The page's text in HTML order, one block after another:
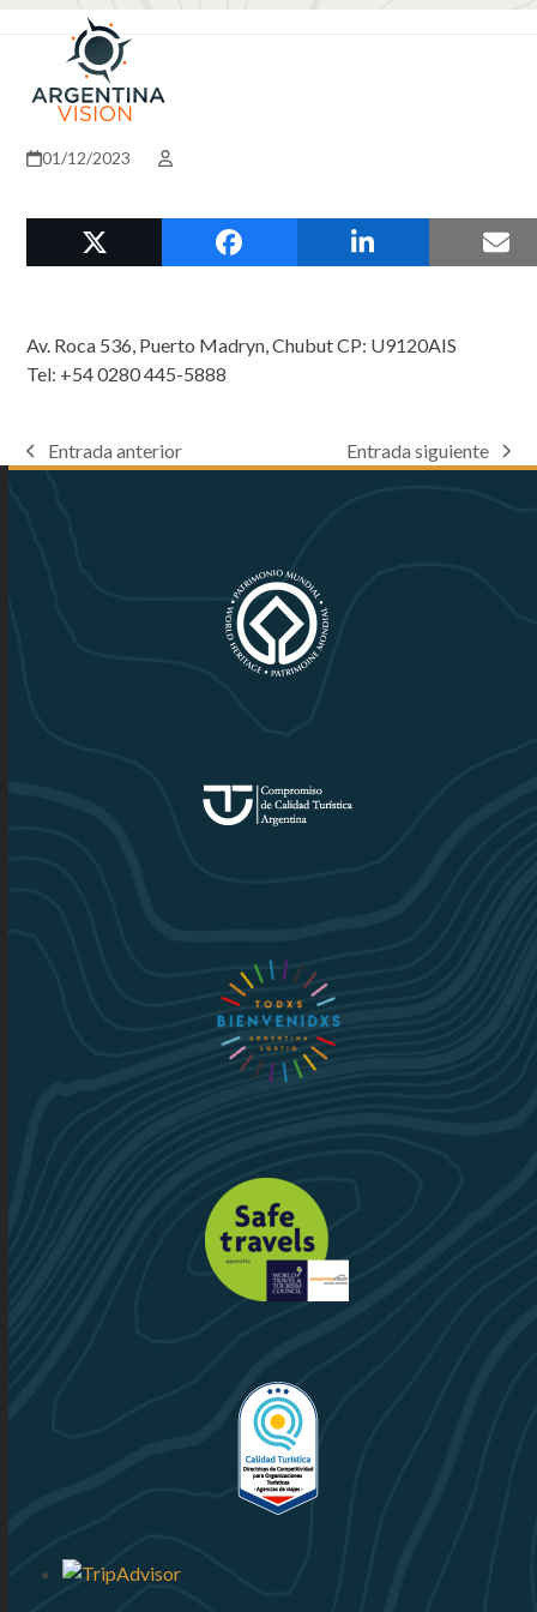
Open
mobile
menu
Close
mobile
menu
01/12/2023
Av. Roca 536, Puerto Madryn, Chubut CP: U9120AIS
Tel: +54 0280 445-5888
previous
Entrada anterior
next
Entrada siguiente